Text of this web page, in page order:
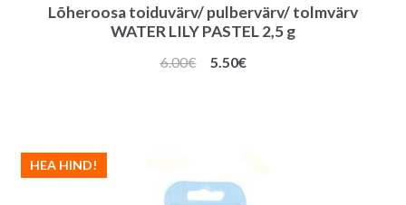
Lõheroosa toiduvärv/ pulbervärv/ tolmvärv
WATER LILY PASTEL 2,5 g
6.00€
Algne
5.50€Praegune
HEA HIND!